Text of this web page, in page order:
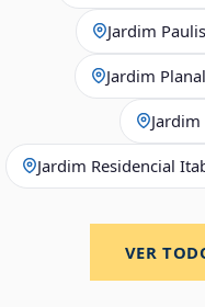
Jardim
Jardim
Jardim Residencial
VER